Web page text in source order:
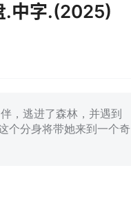
.中字.(2025)
，逃进了森林，并遇到
个分身将带她来到一个奇